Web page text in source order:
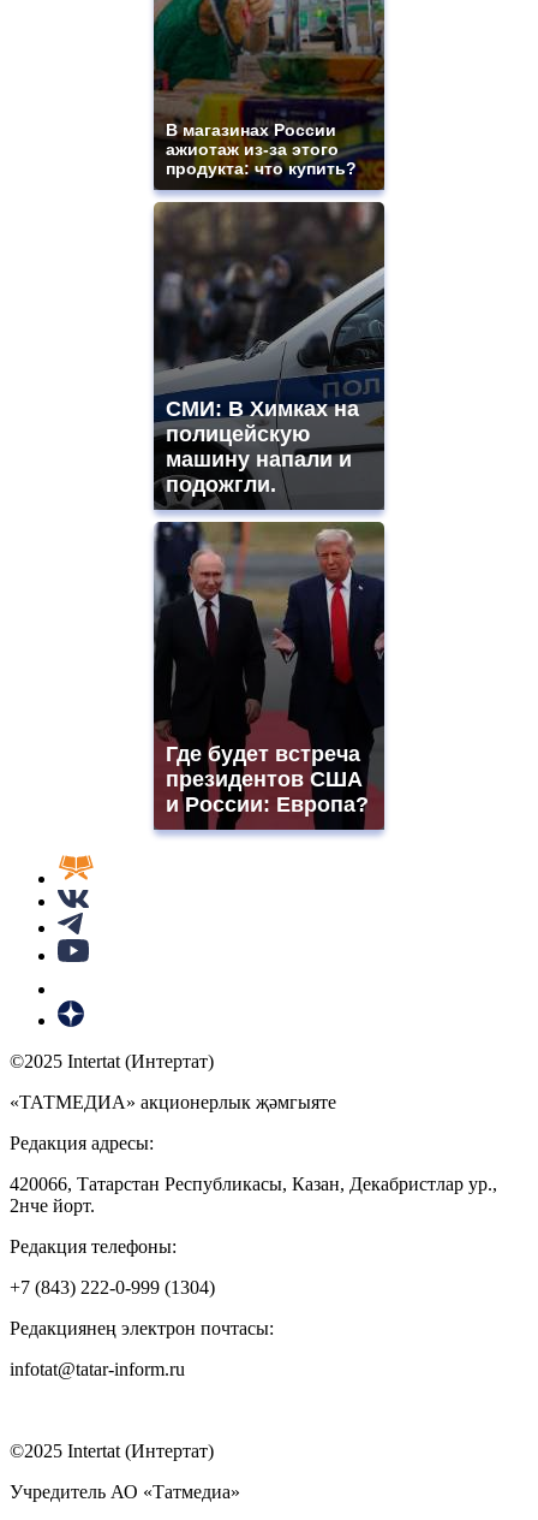
В магазинах России
ажиотаж из-за этого
продукта: что купить?
СМИ: В Химках на
полицейскую
машину напали и
подожгли.
Где будет встреча
президентов США
и России: Европа?
©2025 Intertat (Интертат)
«ТАТМЕДИА» акционерлык җәмгыяте
Редакция адресы:
420066, Татарстан Республикасы, Казан, Декабристлар ур.,
2нче йорт.
Редакция телефоны:
+7 (843) 222-0-999 (1304)
Редакциянең электрон почтасы:
infotat@tatar-inform.ru
©2025 Intertat (Интертат)
Учредитель АО «Татмедиа»